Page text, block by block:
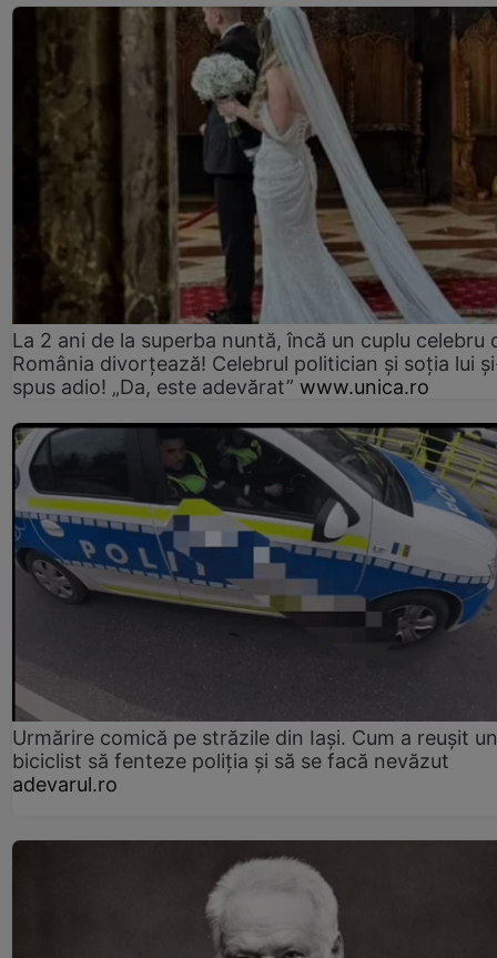
La 2 ani de la superba nuntă, încă un cuplu celebru
România divorțează! Celebrul politician și soția lui
spus adio! „Da, este adevărat” www.unica.ro
Urmărire comică pe străzile din Iași. Cum a reușit un
biciclist să fenteze poliția și să se facă nevăzut
adevarul.ro